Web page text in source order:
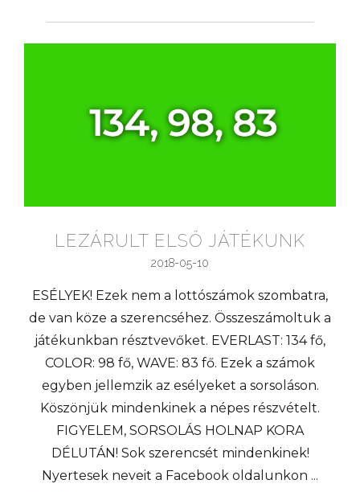
LEZÁRULT ELSŐ JÁTÉKUNK
2018-05-10
ESÉLYEK! Ezek nem a lottószámok szombatra,
de van köze a szerencséhez. Összeszámoltuk a
játékunkban résztvevőket. EVERLAST: 134 fő,
COLOR: 98 fő, WAVE: 83 fő. Ezek a számok
egyben jellemzik az esélyeket a sorsoláson.
Köszönjük mindenkinek a népes részvételt.
FIGYELEM, SORSOLÁS HOLNAP KORA
DÉLUTÁN! Sok szerencsét mindenkinek!
Nyertesek neveit a Facebook oldalunkon ...